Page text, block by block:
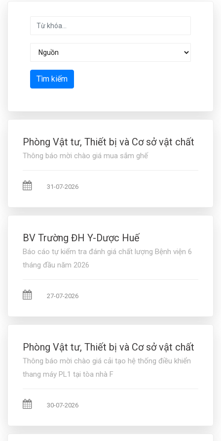
Tìm kiếm
Phòng Vật tư, Thiết bị và Cơ sở vật chất
Thông báo mời chào giá mua sắm ghế
31-07-2026
BV Trường ĐH Y-Dược Huế
Báo cáo tự kiểm tra đánh giá chất lượng Bệnh viện 6
tháng đầu năm 2026
27-07-2026
Phòng Vật tư, Thiết bị và Cơ sở vật chất
Thông báo mời chào giá cải tạo hệ thống điều khiển
thang máy PL1 tại tòa nhà F
30-07-2026